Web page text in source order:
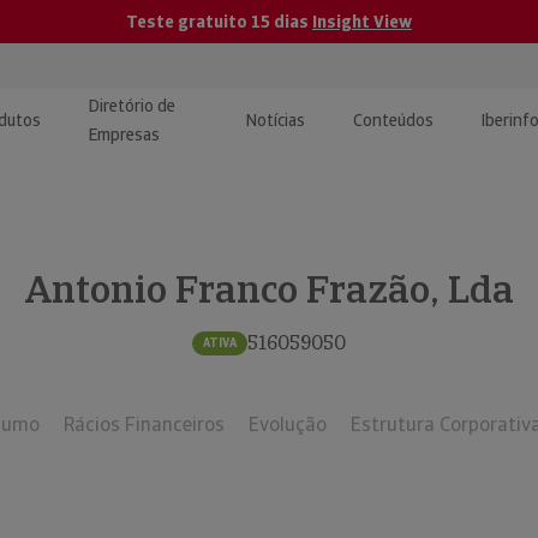
Teste gratuito 15 dias Insight View
e Monitorização de
Diretório de
Empresas
Notícias Conteúdos
| Estudos e
Antonio Franco Frazão, Lda
ATIVA 516059050
Rácios Financeiros Evolução Estrutura Corporativa